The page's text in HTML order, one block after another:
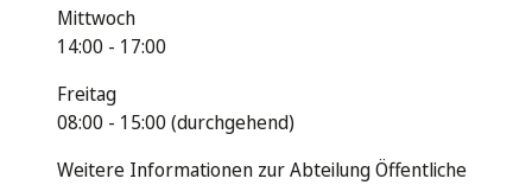
Mittwoch
14:00 - 17:00
Freitag
08:00 - 15:00 (durchgehend)
Weitere Informationen zur Abteilung Öffentliche